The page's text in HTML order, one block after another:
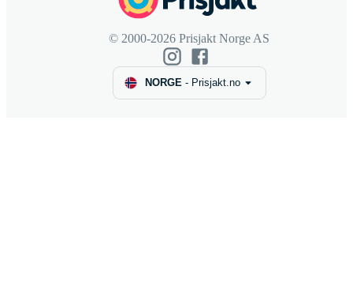
© 2000-2026 Prisjakt Norge AS
NORGE- Prisjakt.no